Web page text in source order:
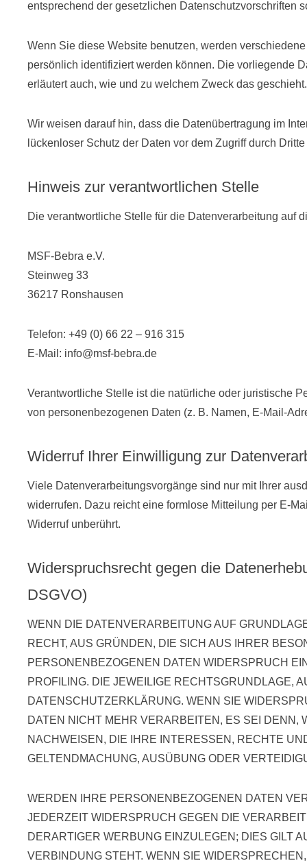
entsprechend der gesetzlichen Datenschutzvorschriften
Wenn Sie diese Website benutzen, werden
persönlich identifiziert werden können. Die vorliegende
erläutert auch, wie und zu welchem Zweck das geschieht.
Wir weisen darauf hin, dass die Datenübertragung im
lückenloser Schutz der Daten vor dem Zugriff durch
Hinweis zur verantwortlichen Stelle
Die verantwortliche Stelle für die Datenverarbeitung auf
MSF-Bebra e.V.
Steinweg 33
36217 Ronshausen
Telefon: +49 (0) 66 22 – 916 315
E-Mail: info@msf-bebra.de
Verantwortliche Stelle ist die natürliche oder juristische
von personenbezogenen Daten (z. B. Namen, E-Mail-
Widerruf Ihrer Einwilligung zur
Viele Datenverarbeitungsvorgänge sind nur mit Ihrer
widerrufen. Dazu reicht eine formlose Mitteilung per E-
Widerruf unberührt.
Widerspruchsrecht gegen die
DSGVO)
WENN DIE DATENVERARBEITUNG AUF
RECHT, AUS GRÜNDEN, DIE SICH AUS IHRER
PERSONENBEZOGENEN DATEN WIDERSPRUCH
PROFILING. DIE JEWEILIGE RECHTSGRUNDLAGE,
DATENSCHUTZERKLÄRUNG. WENN SIE
DATEN NICHT MEHR VERARBEITEN, ES SEI
NACHWEISEN, DIE IHRE INTERESSEN, RECHTE
GELTENDMACHUNG, AUSÜBUNG ODER
WERDEN IHRE PERSONENBEZOGENEN DATEN
JEDERZEIT WIDERSPRUCH GEGEN DIE
DERARTIGER WERBUNG EINZULEGEN; DIES GILT
VERBINDUNG STEHT. WENN SIE